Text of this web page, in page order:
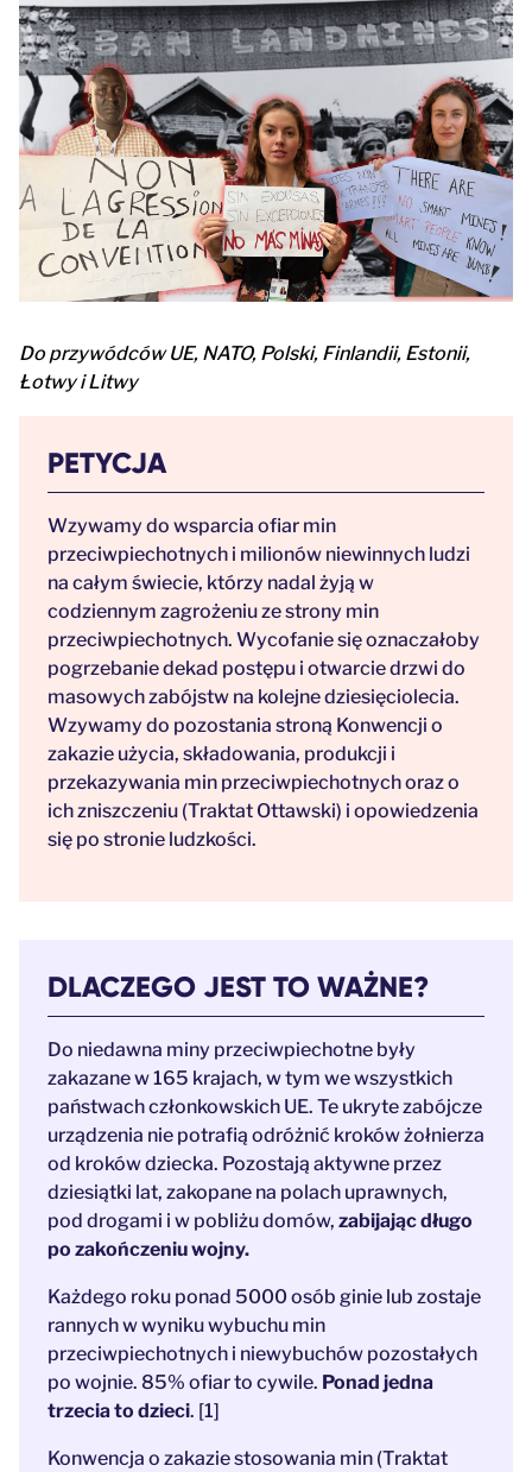
Do przywódców UE, NATO, Polski, Finlandii, Estonii,
Łotwy i Litwy
PETYCJA
Wzywamy do wsparcia ofiar min
przeciwpiechotnych i milionów niewinnych ludzi
na całym świecie, którzy nadal żyją w
codziennym zagrożeniu ze strony min
przeciwpiechotnych. Wycofanie się oznaczałoby
pogrzebanie dekad postępu i otwarcie drzwi do
masowych zabójstw na kolejne dziesięciolecia.
Wzywamy do pozostania stroną Konwencji o
zakazie użycia, składowania, produkcji i
przekazywania min przeciwpiechotnych oraz o
ich zniszczeniu (Traktat Ottawski) i opowiedzenia
się po stronie ludzkości.
DLACZEGO JEST TO WAŻNE?
Do niedawna miny przeciwpiechotne były
zakazane w 165 krajach, w tym we wszystkich
państwach członkowskich UE. Te ukryte zabójcze
urządzenia nie potrafią odróżnić kroków żołnierza
od kroków dziecka. Pozostają aktywne przez
dziesiątki lat, zakopane na polach uprawnych,
pod drogami i w pobliżu domów, zabijając długo
po zakończeniu wojny.
Każdego roku ponad 5000 osób ginie lub zostaje
rannych w wyniku wybuchu min
przeciwpiechotnych i niewybuchów pozostałych
po wojnie. 85% ofiar to cywile. Ponad jedna
trzecia to dzieci. [1]
Konwencja o zakazie stosowania min (Traktat